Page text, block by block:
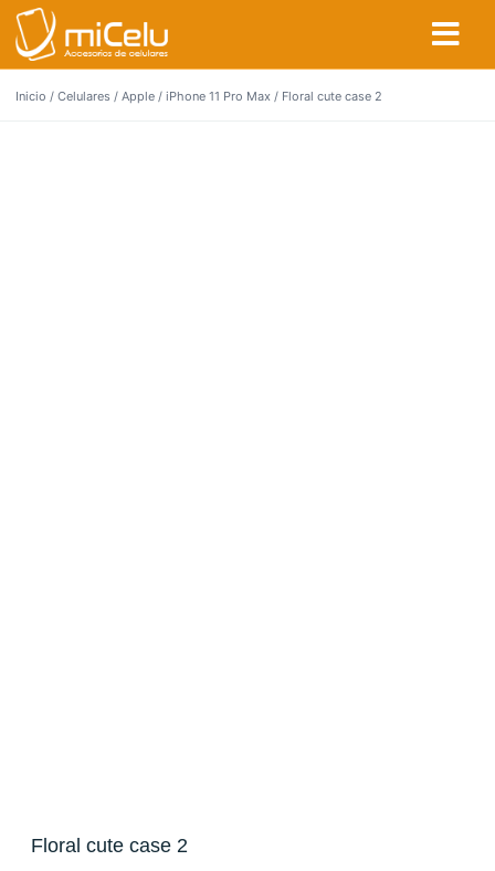
Inicio / Celulares / Apple / iPhone 11 Pro Max / Floral cute case 2
Floral cute case 2